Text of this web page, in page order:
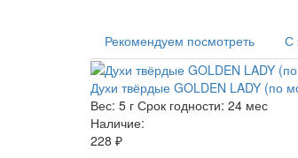
Рекомендуем посмотреть С
Духи твёрдые GOLDEN LADY (по
Вес: 5 г Срок годности: 24 мес
Наличие:
228 ₽